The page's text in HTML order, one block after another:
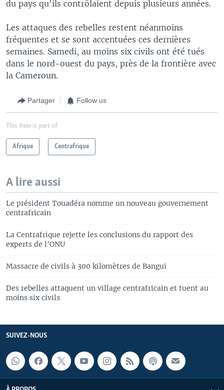
du pays qu'ils contrôlaient depuis plusieurs années.
Les attaques des rebelles restent néanmoins
fréquentes et se sont accentuées ces dernières
semaines. Samedi, au moins six civils ont été tués
dans le nord-ouest du pays, près de la frontière avec
la Cameroun.
Partager Follow us
This item is part of
Afrique Centrafrique
A lire aussi
Le président Touadéra nomme un nouveau gouvernement
centrafricain
La Centrafrique rejette les conclusions du rapport des
experts de l'ONU
Massacre de civils à 300 kilomètres de Bangui
Des rebelles attaquent un village centrafricain et tuent au
moins six civils
SUIVEZ-NOUS